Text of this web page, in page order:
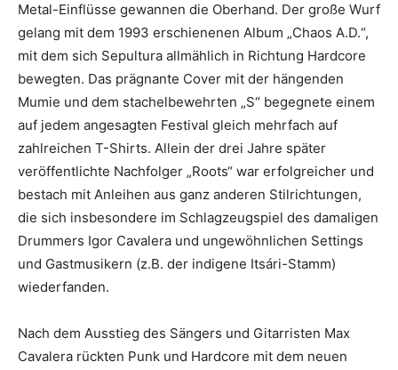
Metal-Einflüsse gewannen die Oberhand. Der große Wurf
gelang mit dem 1993 erschienenen Album „Chaos A.D.“,
mit dem sich Sepultura allmählich in Richtung Hardcore
bewegten. Das prägnante Cover mit der hängenden
Mumie und dem stachelbewehrten „S“ begegnete einem
auf jedem angesagten Festival gleich mehrfach auf
zahlreichen T-Shirts. Allein der drei Jahre später
veröffentlichte Nachfolger „Roots“ war erfolgreicher und
bestach mit Anleihen aus ganz anderen Stilrichtungen,
die sich insbesondere im Schlagzeugspiel des damaligen
Drummers Igor Cavalera und ungewöhnlichen Settings
und Gastmusikern (z.B. der indigene Itsári-Stamm)
wiederfanden.
Nach dem Ausstieg des Sängers und Gitarristen Max
Cavalera rückten Punk und Hardcore mit dem neuen